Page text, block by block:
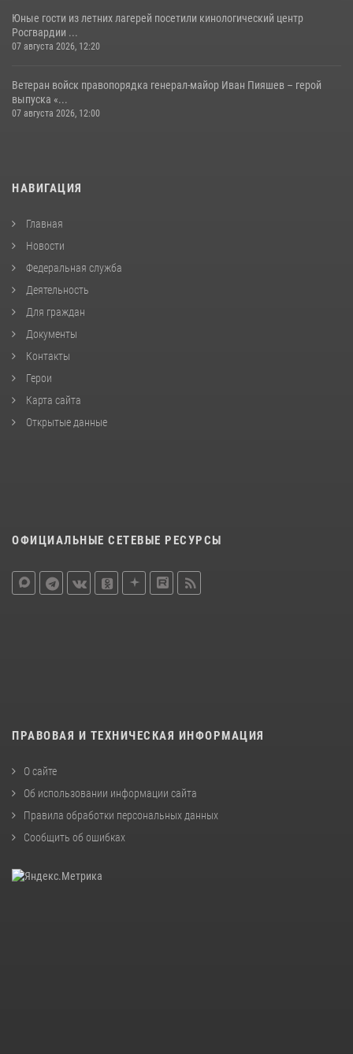
Юные гости из летних лагерей посетили кинологический центр
Росгвардии ...
07 августа 2026, 12:20
Ветеран войск правопорядка генерал-майор Иван Пияшев – герой
выпуска «...
07 августа 2026, 12:00
НАВИГАЦИЯ
Главная
Новости
Федеральная служба
Деятельность
Для граждан
Документы
Контакты
Герои
Карта сайта
Открытые данные
ОФИЦИАЛЬНЫЕ СЕТЕВЫЕ РЕСУРСЫ
ПРАВОВАЯ И ТЕХНИЧЕСКАЯ ИНФОРМАЦИЯ
О сайте
Об использовании информации сайта
Правила обработки персональных данных
Сообщить об ошибках